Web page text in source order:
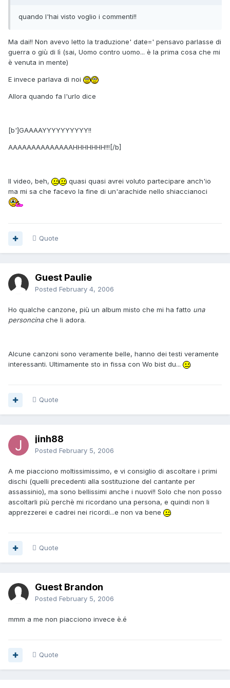
quando l'hai visto voglio i commenti!!
Ma dai!! Non avevo letto la traduzione' date=' pensavo parlasse di
guerra o giù di lì (sai, Uomo contro uomo... è la prima cosa che mi
è venuta in mente)
E invece parlava di noi
Allora quando fa l'urlo dice
[b']GAAAAYYYYYYYYYY!!
AAAAAAAAAAAAAAHHHHHHH!!![/b]
Il video, beh,
quasi quasi avrei voluto partecipare anch'io
ma mi sa che facevo la fine di un'arachide nello shiaccianoci
Quote
Guest Paulie
Posted February 4, 2006
Ho qualche canzone, più un album misto che mi ha fatto una
personcinache li adora.
Alcune canzoni sono veramente belle, hanno dei testi veramente
interessanti. Ultimamente sto in fissa con Wo bist du...
Quote
jinh88
Posted February 5, 2006
A me piacciono moltissimissimo, e vi consiglio di ascoltare i primi
dischi (quelli precedenti alla sostituzione del cantante per
assassinio), ma sono bellissimi anche i nuovi!! Solo che non posso
ascoltarli più perchè mi ricordano una persona, e quindi non li
apprezzerei e cadrei nei ricordi...e non va bene
Quote
Guest Brandon
Posted February 5, 2006
mmm a me non piacciono invece è.é
Quote